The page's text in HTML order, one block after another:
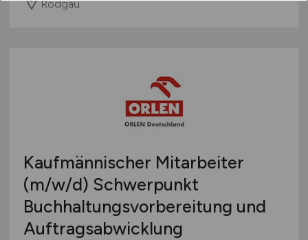
Rodgau
Kaufmännischer Mitarbeiter
(m/w/d) Schwerpunkt
Buchhaltungsvorbereitung und
Auftragsabwicklung